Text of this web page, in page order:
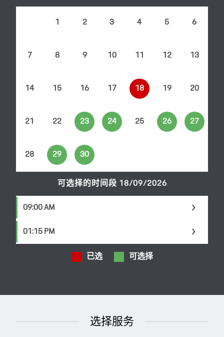
1 2 3 4 5 6
7 8 9 10 11 12 13
14 15 16 17 18 19 20
21 22 23 24 25 26 27
28 29 30
可选择的时间段 18/09/2026
09:00 AM
01:15 PM
已选 可选择
选择服务